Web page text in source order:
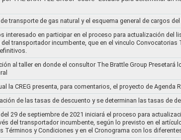
transporte de gas natural y el esquema general de cargos
interesado en participar en el proceso para actualización
transportador incumbente, que en el vinculo Convocatorias
al taller en donde el consultor The Brattle Group
la CREG presenta, para comentarios, el proyecto de Agenda
de las tasas de descuento y se determinan las tasas de
29 de septiembre de 2021 iniciará el proceso para
del transportador incumbente, según lo previsto en el
Términos y Condiciones y en el Cronograma con los